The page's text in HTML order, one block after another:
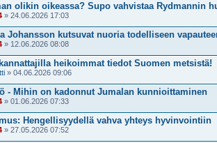
olikin oikeassa? Supo vahvistaa Rydmannin
» 24.06.2026 17:03
Johansson kutsuvat nuoria todelliseen
» 12.06.2026 08:08
heikoimmat tiedot Suomen metsistä!
» 04.06.2026 09:06
- Mihin on kadonnut Jumalan kunnioittaminen
» 01.06.2026 07:33
Hengellisyydellä vahva yhteys hyvinvointiin
» 27.05.2026 07:52